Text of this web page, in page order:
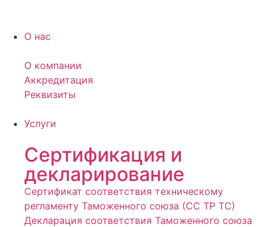
О нас
О компании
Аккредитация
Реквизиты
Услуги
Сертификация и
декларирование
Сертификат соответствия техническому
регламенту Таможенного союза (СС ТР ТС)
Декларация соответствия Таможенного союза